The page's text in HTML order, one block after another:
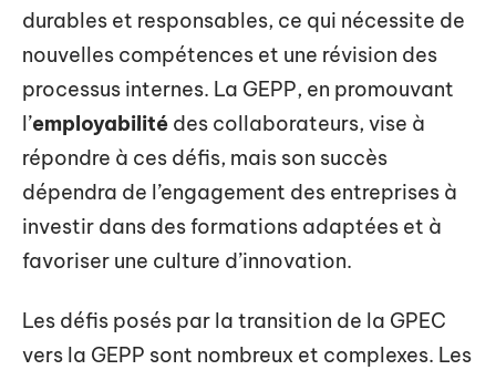
durables et responsables, ce qui nécessite de
nouvelles compétences et une révision des
processus internes. La GEPP, en promouvant
l’employabilité des collaborateurs, vise à
répondre à ces défis, mais son succès
dépendra de l’engagement des entreprises à
investir dans des formations adaptées et à
favoriser une culture d’innovation.
Les défis posés par la transition de la GPEC
vers la GEPP sont nombreux et complexes. Les